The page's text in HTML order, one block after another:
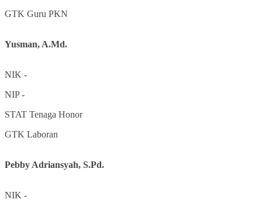
GTK Guru PKN
Yusman, A.Md.
NIK -
NIP-
STAT Tenaga Honor
GTK Laboran
Pebby Adriansyah, S.Pd.
NIK -